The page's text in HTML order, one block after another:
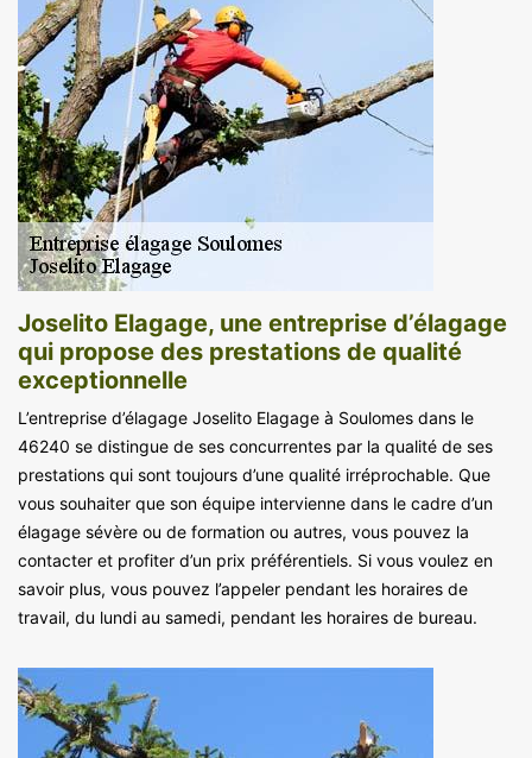
Joselito Elagage, une entreprise d’élagage
qui propose des prestations de qualité
exceptionnelle
L’entreprise d’élagage Joselito Elagage à Soulomes dans le
46240 se distingue de ses concurrentes par la qualité de ses
prestations qui sont toujours d’une qualité irréprochable. Que
vous souhaiter que son équipe intervienne dans le cadre d’un
élagage sévère ou de formation ou autres, vous pouvez la
contacter et profiter d’un prix préférentiels. Si vous voulez en
savoir plus, vous pouvez l’appeler pendant les horaires de
travail, du lundi au samedi, pendant les horaires de bureau.